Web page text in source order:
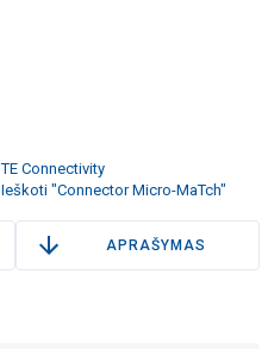
TE Connectivity
Ieškoti "Connector Micro-MaTch"
APRAŠYMAS